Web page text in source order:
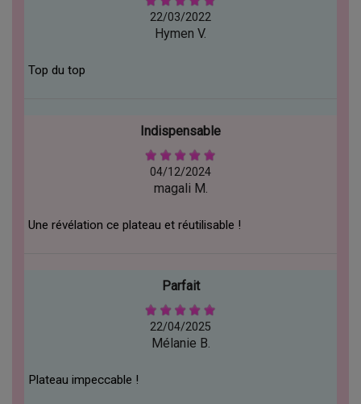
22/03/2022
Hymen V.
Top du top
Indispensable
04/12/2024
magali M.
Une révélation ce plateau et réutilisable !
Parfait
22/04/2025
Mélanie B.
Plateau impeccable !